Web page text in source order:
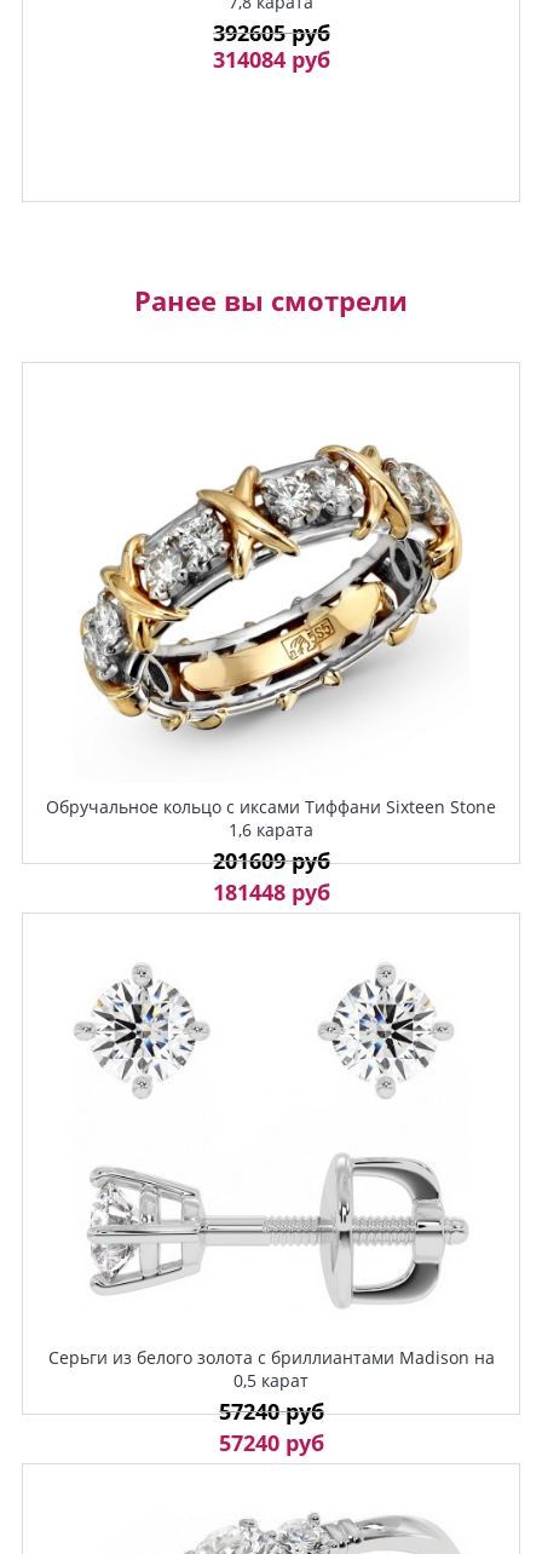
392605 руб
314084 руб
Ранее вы смотрели
Обручальное кольцо с иксами Тиффани Sixteen Stone
1,6 карата
201609 руб
181448 руб
Серьги из белого золота с бриллиантами Madison на
0,5 карат
57240 руб
57240 руб